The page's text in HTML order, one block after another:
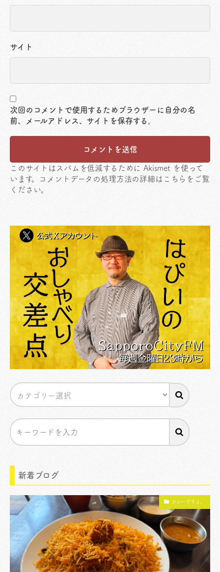
サイト
次回のコメントで使用するためブラウザーに自分の名
前、メールアドレス、サイトを保存する。
このサイトはスパムを低減するために Akismet を使って
います。
コメントデータの処理方法の詳細はこちらをご覧
ください。
新着ブログ
カレーですよ。